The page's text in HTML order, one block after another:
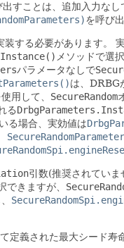
出すことは、追加入力な
を呼び
する必要があります。
メソッドで選
パラメータなしで
は、DRBG
用して、 SecureRandom
る
る場合、実効値は
引数(推奨されていま
できますが、
義された最大シード寿